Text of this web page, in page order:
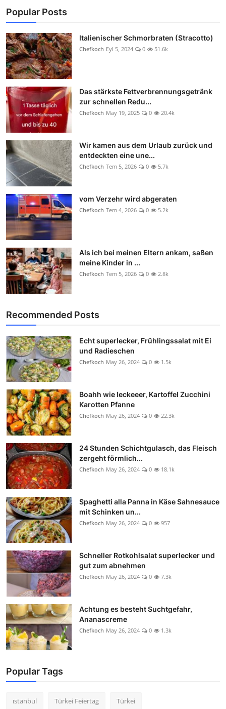
Popular Posts
Italienischer Schmorbraten (Stracotto)
Chefkoch Eyl 5, 2024 0 51.6k
Das stärkste Fettverbrennungsgetränk
zur schnellen Redu...
Chefkoch May 19, 2025 0 20.4k
Wir kamen aus dem Urlaub zurück und
entdeckten eine une...
Chefkoch Tem 5, 2026 0 5.7k
vom Verzehr wird abgeraten
Chefkoch Tem 4, 2026 0 5.2k
Als ich bei meinen Eltern ankam, saßen
meine Kinder in ...
Chefkoch Tem 5, 2026 0 2.8k
Recommended Posts
Echt superlecker, Frühlingssalat mit Ei
und Radieschen
Chefkoch May 26, 2024 0 1.5k
Boahh wie leckeeer, Kartoffel Zucchini
Karotten Pfanne
Chefkoch May 26, 2024 0 22.3k
24 Stunden Schichtgulasch, das Fleisch
zergeht förmlich...
Chefkoch May 26, 2024 0 18.1k
Spaghetti alla Panna in Käse Sahnesauce
mit Schinken un...
Chefkoch May 26, 2024 0 957
Schneller Rotkohlsalat superlecker und
gut zum abnehmen
Chefkoch May 26, 2024 0 7.3k
Achtung es besteht Suchtgefahr,
Ananascreme
Chefkoch May 26, 2024 0 1.3k
Popular Tags
ıstanbul Türkei Feiertag Türkei